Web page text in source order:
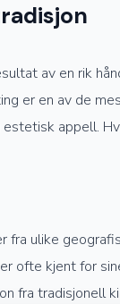
av en rik
er en av de
appell.
ulike
ofte kjent for
fra tradisjonell